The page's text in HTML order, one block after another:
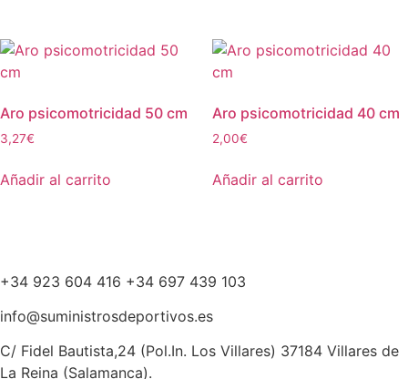
Aro psicomotricidad 50 cm
3,27€
Añadir al carrito
Aro psicomotricidad 40 cm
2,00€
Añadir al carrito
+34 923 604 416 +34 697 439 103
info@suministrosdeportivos.es
C/ Fidel Bautista,24 (Pol.In. Los Villares) 37184 Villares de
La Reina (Salamanca).